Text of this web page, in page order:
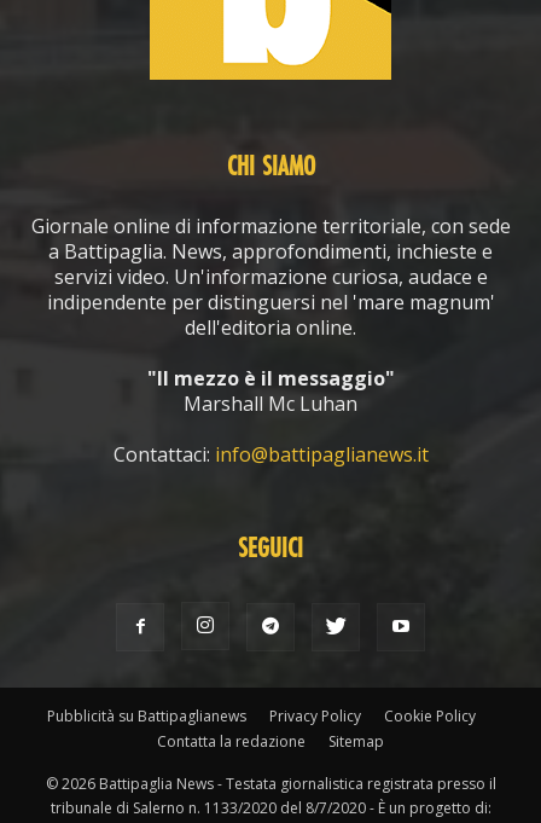
CHI SIAMO
Giornale online di informazione territoriale, con sede
a Battipaglia. News, approfondimenti, inchieste e
servizi video. Un'informazione curiosa, audace e
indipendente per distinguersi nel 'mare magnum'
dell'editoria online.
"Il mezzo è il messaggio"
Marshall Mc Luhan
Contattaci: info@battipaglianews.it
SEGUICI
Pubblicità su Battipaglianews Privacy Policy
Cookie Policy
Contatta la redazione
Sitemap
© 2026 Battipaglia News - Testata giornalistica registrata presso il
tribunale di Salerno n. 1133/2020 del 8/7/2020 - È un progetto di: